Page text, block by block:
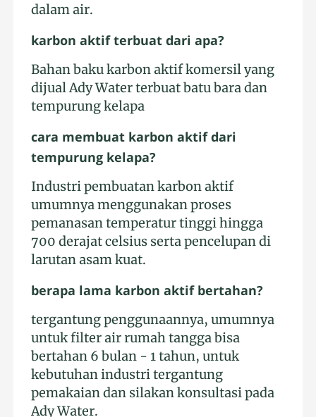
dalam air.
karbon aktif terbuat dari apa?
Bahan baku karbon aktif komersil yang
dijual Ady Water terbuat batu bara dan
tempurung kelapa
cara membuat karbon aktif dari
tempurung kelapa?
Industri pembuatan karbon aktif
umumnya menggunakan proses
pemanasan temperatur tinggi hingga
700 derajat celsius serta pencelupan di
larutan asam kuat.
berapa lama karbon aktif bertahan?
tergantung penggunaannya, umumnya
untuk filter air rumah tangga bisa
bertahan 6 bulan - 1 tahun, untuk
kebutuhan industri tergantung
pemakaian dan silakan konsultasi pada
Ady Water.